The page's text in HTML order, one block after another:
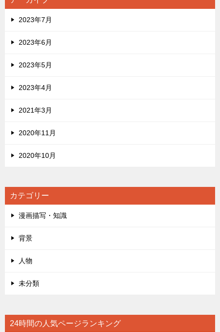
2023年7月
2023年6月
2023年5月
2023年4月
2021年3月
2020年11月
2020年10月
カテゴリー
漫画描写・知識
背景
人物
未分類
24時間の人気ページランキング